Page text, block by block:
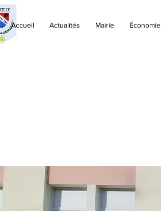
Accueil Actualités Mairie Économie